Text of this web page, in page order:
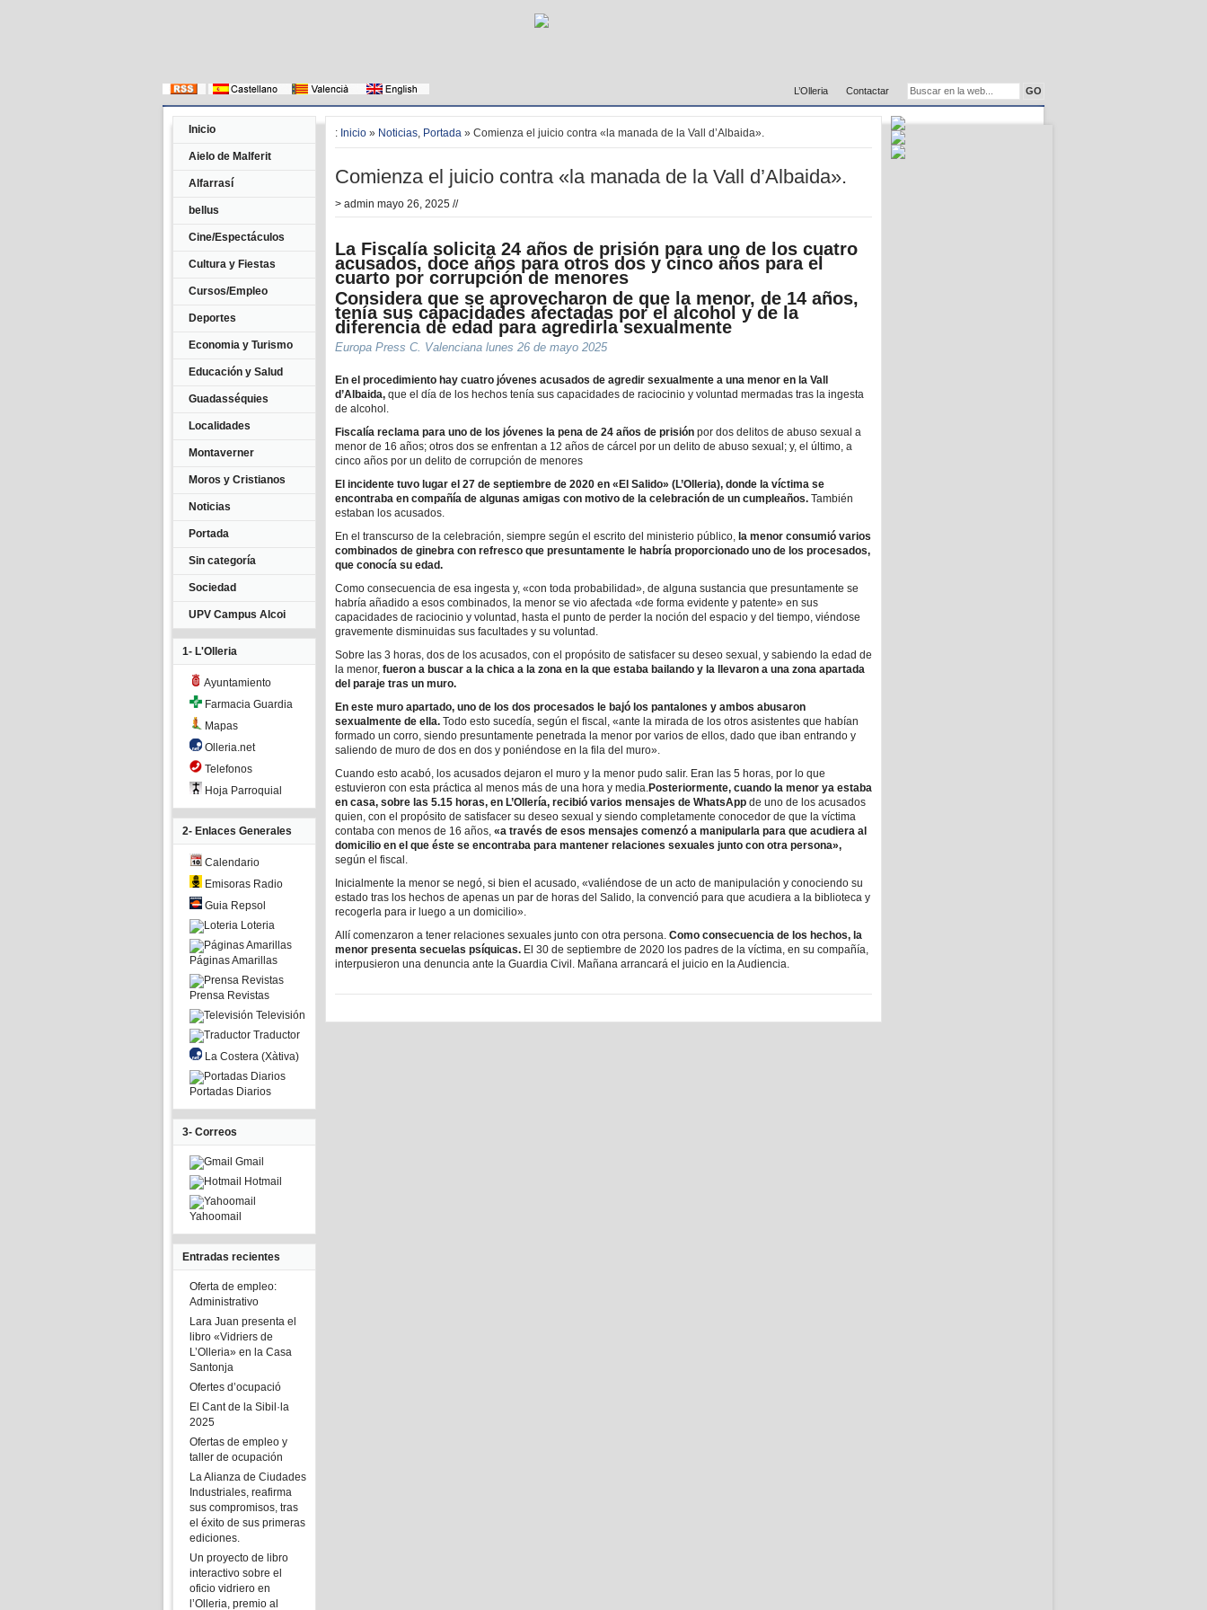
L’Olleria Contactar
Inicio
Aielo de Malferit
Alfarrasí
bellus
Cine/Espectáculos
Cultura y Fiestas
Cursos/Empleo
Deportes
Economia y Turismo
Educación y Salud
Guadasséquies
Localidades
Montaverner
Moros y Cristianos
Noticias
Portada
Sin categoría
Sociedad
UPV Campus Alcoi
1- L'Olleria
Ayuntamiento
Farmacia Guardia
Mapas
Olleria.net
Telefonos
Hoja Parroquial
2- Enlaces Generales
Calendario
Emisoras Radio
Guia Repsol
Loteria
Páginas Amarillas
Prensa Revistas
Televisión
Traductor
La Costera (Xàtiva)
Portadas Diarios
3- Correos
Gmail
Hotmail
Yahoomail
Entradas recientes
Oferta de empleo:
Administrativo
Lara Juan presenta el
libro «Vidriers de
L’Olleria» en la Casa
Santonja
Ofertes d’ocupació
El Cant de la Sibil·la
2025
Ofertas de empleo y
taller de ocupación
La Alianza de Ciudades
Industriales, reafirma
sus compromisos, tras
el éxito de sus primeras
ediciones.
Un proyecto de libro
interactivo sobre el
oficio vidriero en
l’Olleria, premio al
: Inicio » Noticias, Portada » Comienza el juicio contra «la manada de la Vall d’Albaida».
Comienza el juicio contra «la manada de la Vall d’Albaida».
> admin mayo 26, 2025 //
La Fiscalía solicita 24 años de prisión para uno de los cuatro
acusados, doce años para otros dos y cinco años para el
cuarto por corrupción de menores
Considera que se aprovecharon de que la menor, de 14 años,
tenía sus capacidades afectadas por el alcohol y de la
diferencia de edad para agredirla sexualmente
Europa Press C. Valenciana lunes 26 de mayo 2025
En el procedimiento hay cuatro jóvenes acusados de agredir sexualmente a una menor en la Vall
d’Albaida, que el día de los hechos tenía sus capacidades de raciocinio y voluntad mermadas tras la ingesta
de alcohol.
Fiscalía reclama para uno de los jóvenes la pena de 24 años de prisión por dos delitos de abuso sexual a
menor de 16 años; otros dos se enfrentan a 12 años de cárcel por un delito de abuso sexual; y, el último, a
cinco años por un delito de corrupción de menores
El incidente tuvo lugar el 27 de septiembre de 2020 en «El Salido» (L’Olleria), donde la víctima se
encontraba en compañía de algunas amigas con motivo de la celebración de un cumpleaños. También
estaban los acusados.
En el transcurso de la celebración, siempre según el escrito del ministerio público, la menor consumió varios
combinados de ginebra con refresco que presuntamente le habría proporcionado uno de los procesados,
que conocía su edad.
Como consecuencia de esa ingesta y, «con toda probabilidad», de alguna sustancia que presuntamente se
habría añadido a esos combinados, la menor se vio afectada «de forma evidente y patente» en sus
capacidades de raciocinio y voluntad, hasta el punto de perder la noción del espacio y del tiempo, viéndose
gravemente disminuidas sus facultades y su voluntad.
Sobre las 3 horas, dos de los acusados, con el propósito de satisfacer su deseo sexual, y sabiendo la edad de
la menor, fueron a buscar a la chica a la zona en la que estaba bailando y la llevaron a una zona apartada
del paraje tras un muro.
En este muro apartado, uno de los dos procesados le bajó los pantalones y ambos abusaron
sexualmente de ella. Todo esto sucedía, según el fiscal, «ante la mirada de los otros asistentes que habían
formado un corro, siendo presuntamente penetrada la menor por varios de ellos, dado que iban entrando y
saliendo de muro de dos en dos y poniéndose en la fila del muro».
Cuando esto acabó, los acusados dejaron el muro y la menor pudo salir. Eran las 5 horas, por lo que
estuvieron con esta práctica al menos más de una hora y media.Posteriormente, cuando la menor ya estaba
en casa, sobre las 5.15 horas, en L’Ollería, recibió varios mensajes de WhatsApp de uno de los acusados
quien, con el propósito de satisfacer su deseo sexual y siendo completamente conocedor de que la víctima
contaba con menos de 16 años, «a través de esos mensajes comenzó a manipularla para que acudiera al
domicilio en el que éste se encontraba para mantener relaciones sexuales junto con otra persona»,
según el fiscal.
Inicialmente la menor se negó, si bien el acusado, «valiéndose de un acto de manipulación y conociendo su
estado tras los hechos de apenas un par de horas del Salido, la convenció para que acudiera a la biblioteca y
recogerla para ir luego a un domicilio».
Allí comenzaron a tener relaciones sexuales junto con otra persona. Como consecuencia de los hechos, la
menor presenta secuelas psíquicas. El 30 de septiembre de 2020 los padres de la víctima, en su compañía,
interpusieron una denuncia ante la Guardia Civil. Mañana arrancará el juicio en la Audiencia.